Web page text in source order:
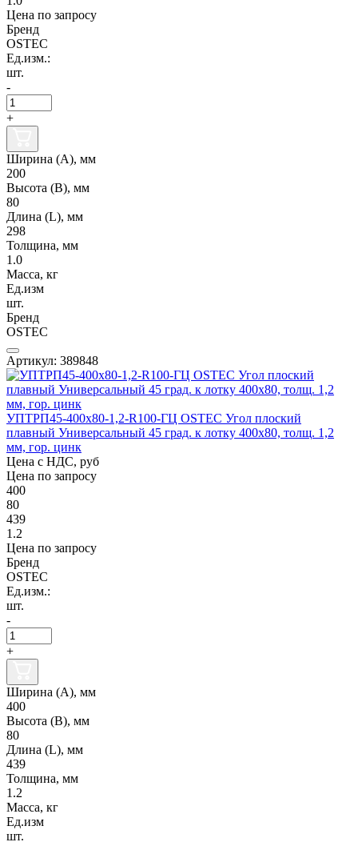
Цена по запросу
Бренд
OSTEC
Ед.изм.:
шт.
-
+
Ширина (А), мм
200
Высота (В), мм
80
Длина (L), мм
298
Толщина, мм
1.0
Масса, кг
Ед.изм
шт.
Бренд
OSTEC
Артикул: 389848
УПТРП45-400х80-1,2-R100-ГЦ OSTEC Угол плоский
плавный Универсальный 45 град. к лотку 400х80, толщ. 1,2
мм, гор. цинк
Цена с НДС, руб
Цена по запросу
400
80
439
1.2
Цена по запросу
Бренд
OSTEC
Ед.изм.:
шт.
-
+
Ширина (А), мм
400
Высота (В), мм
80
Длина (L), мм
439
Толщина, мм
1.2
Масса, кг
Ед.изм
шт.